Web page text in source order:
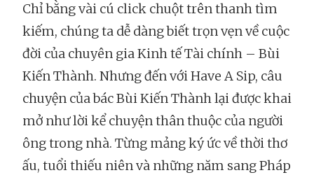
Chỉ bằng vài cú click chuột trên thanh tìm
kiếm, chúng ta dễ dàng biết trọn vẹn về cuộc
đời của chuyên gia Kinh tế Tài chính – Bùi
Kiến Thành. Nhưng đến với Have A Sip, câu
chuyện của bác Bùi Kiến Thành lại được khai
mở như lời kể chuyện thân thuộc của người
ông trong nhà. Từng mảng ký ức về thời thơ
ấu, tuổi thiếu niên và những năm sang Pháp